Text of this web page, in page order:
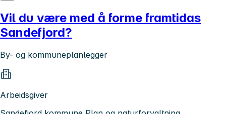
Vil du være med å forme framtidas
Sandefjord?
By- og kommuneplanlegger
Arbeidsgiver